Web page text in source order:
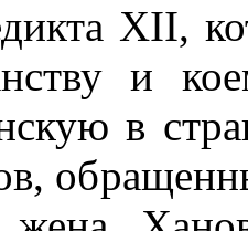
XII,
и
в